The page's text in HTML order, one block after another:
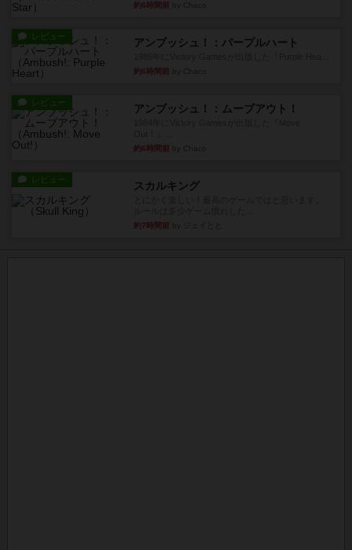
約6時間前
レビュー アンブッシュ！：パープルハート
約6時間前
レビュー アンブッシュ！：ムーブアウト！
約6時間前
レビュー スカルキング
約7時間前